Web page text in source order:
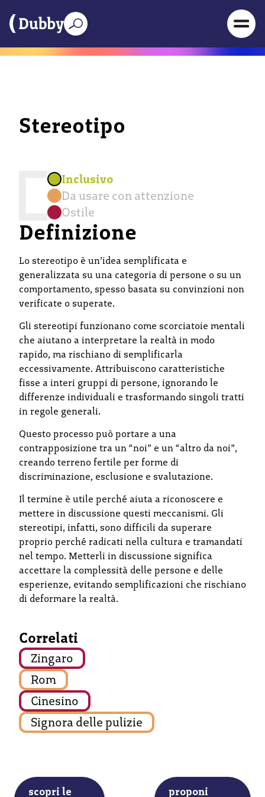
Stereotipo
Inclusivo
Da usare con attenzione
Ostile
Definizione
Lo stereotipo è un’idea semplificata e
generalizzata su una categoria di persone o su un
comportamento, spesso basata su convinzioni non
verificate o superate.
Gli stereotipi funzionano come scorciatoie mentali
che aiutano a interpretare la realtà in modo
rapido, ma rischiano di semplificarla
eccessivamente. Attribuiscono caratteristiche
fisse a interi gruppi di persone, ignorando le
differenze individuali e trasformando singoli tratti
in regole generali.
Questo processo può portare a una
contrapposizione tra un “noi” e un “altro da noi”,
creando terreno fertile per forme di
discriminazione, esclusione e svalutazione.
Il termine è utile perché aiuta a riconoscere e
mettere in discussione questi meccanismi. Gli
stereotipi, infatti, sono difficili da superare
proprio perché radicati nella cultura e tramandati
nel tempo. Metterli in discussione significa
accettare la complessità delle persone e delle
esperienze, evitando semplificazioni che rischiano
di deformare la realtà.
Correlati
Zingaro
Rom
Cinesino
Signora delle pulizie
proponi
scopri le